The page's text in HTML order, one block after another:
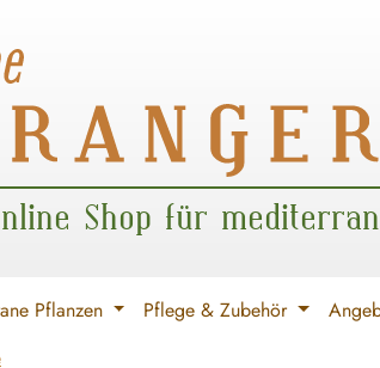
Shop für
Pflanzen Pflege & Zubehör